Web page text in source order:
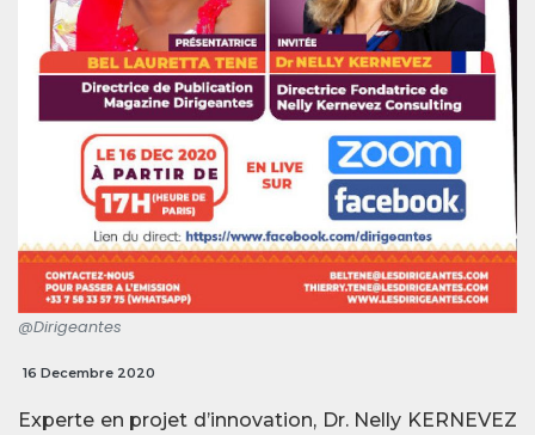
@Dirigeantes
16 Decembre 2020
Experte en projet d’innovation, Dr. Nelly KERNEVEZ